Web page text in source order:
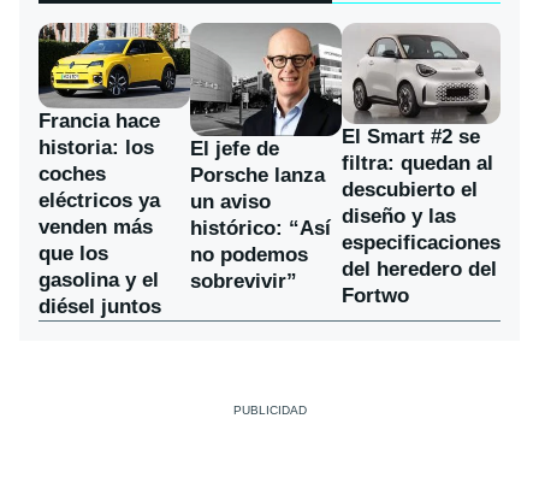
Francia hace
historia: los
coches
eléctricos ya
venden más
que los
gasolina y el
diésel juntos
El jefe de
Porsche lanza
un aviso
histórico: “Así
no podemos
sobrevivir”
El Smart #2 se
filtra: quedan al
descubierto el
diseño y las
especificaciones
del heredero del
Fortwo